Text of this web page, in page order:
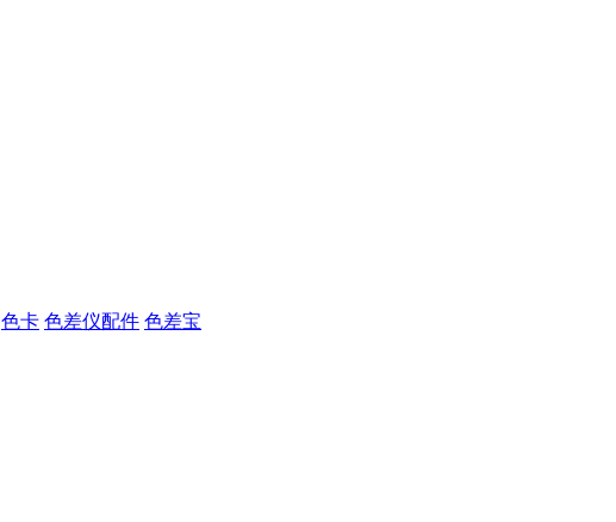
色卡 色差仪配件 色差宝